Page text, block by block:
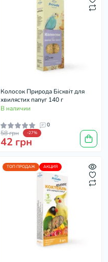
Колосок Природа Бісквіт для
хвилястих папуг 140 г
В наличии
0
58 грн -27%
42 грн
ТОП ПРОДАЖ АКЦИЯ